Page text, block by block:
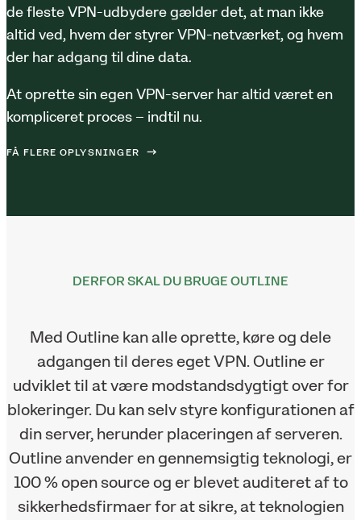
de fleste VPN-udbydere gælder det, at man ikke
altid ved, hvem der styrer VPN-netværket, og hvem
der har adgang til dine data.
At oprette sin egen VPN-server har altid været en
kompliceret proces – indtil nu.
FÅ FLERE OPLYSNINGER
DERFOR SKAL DU BRUGE OUTLINE
Med Outline kan alle oprette, køre og dele
adgangen til deres eget VPN. Outline er
udviklet til at være modstandsdygtigt over for
blokeringer. Du kan selv styre konfigurationen af
din server, herunder placeringen af serveren.
Outline anvender en gennemsigtig teknologi, er
100 % open source og er blevet auditeret af to
sikkerhedsfirmaer for at sikre, at teknologien